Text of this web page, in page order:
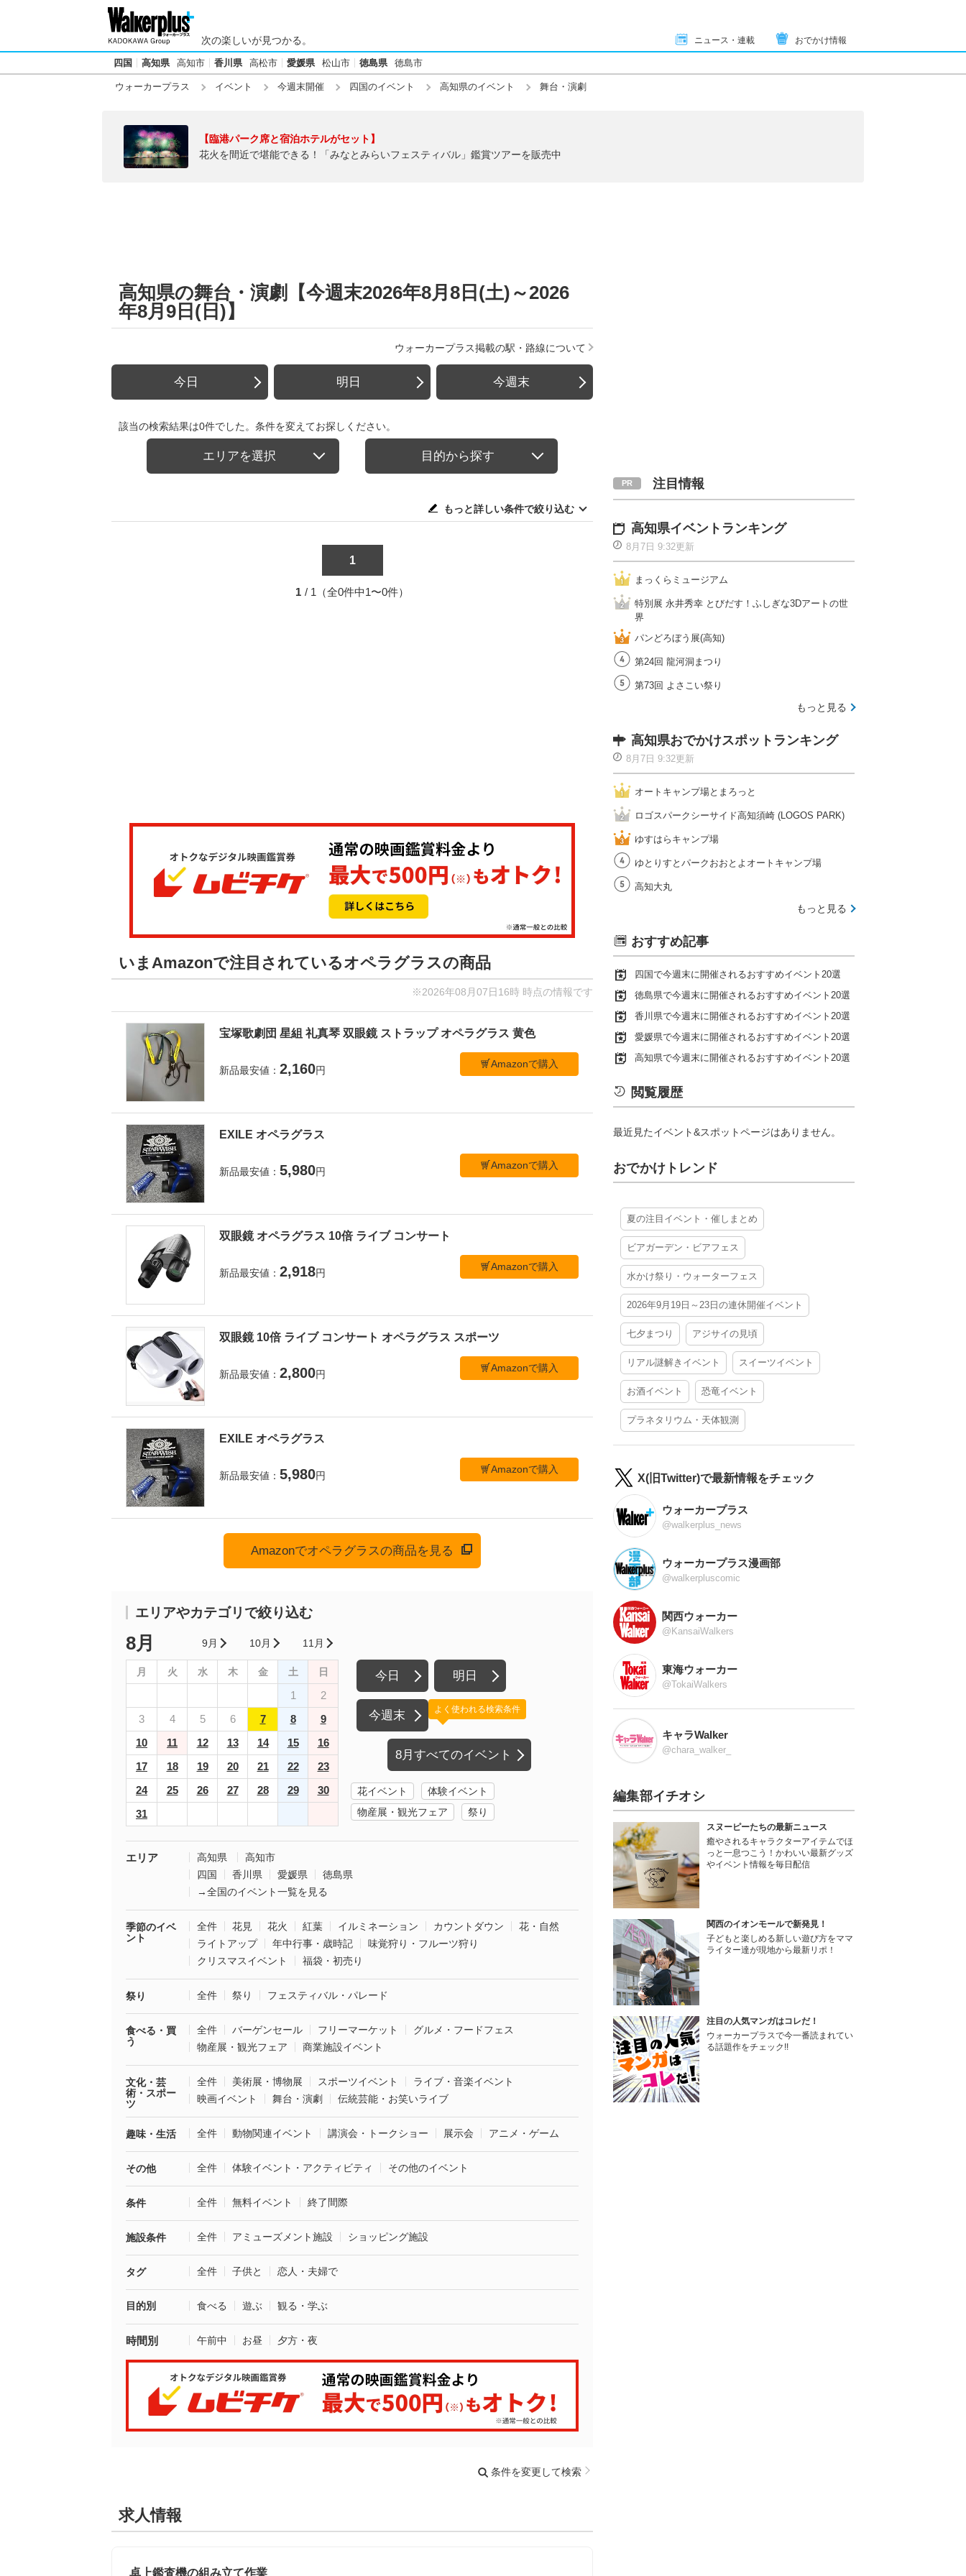
次の楽しいが見つかる。 ニュース・連載 おでかけ情報
四国 高知県 高知市 香川県 高松市 愛媛県 松山市 徳島県 徳島市
ウォーカープラス イベント 今週末開催 四国のイベント 高知県のイベント 舞台・演劇
【臨港パーク席と宿泊ホテルがセット】
花火を間近で堪能できる！「みなとみらいフェスティバル」鑑賞ツアーを販売中
高知県の舞台・演劇【今週末2026年8月8日(土)～2026
年8月9日(日)】
ウォーカープラス掲載の駅・路線について
今日 明日 今週末
該当の検索結果は0件でした。条件を変えてお探しください。
エリアを選択 目的から探す
もっと詳しい条件で絞り込む
1
1 / 1（全0件中1〜0件）
いまAmazonで注目されているオペラグラスの商品
※2026年08月07日16時 時点の情報です
宝塚歌劇団 星組 礼真琴 双眼鏡 ストラップ オペラグラス 黄色
新品最安値： 2,160円
Amazonで購入
EXILE オペラグラス
新品最安値： 5,980円
Amazonで購入
双眼鏡 オペラグラス 10倍 ライブ コンサート
新品最安値： 2,918円
Amazonで購入
双眼鏡 10倍 ライブ コンサート オペラグラス スポーツ
新品最安値： 2,800円
Amazonで購入
EXILE オペラグラス
新品最安値： 5,980円
Amazonで購入
Amazonでオペラグラスの商品を見る
エリアやカテゴリで絞り込む
8月 9月 10月 11月
月 火 水 木 金 土 日
1
2
3
4 5 6 7 8
9
10
11 12 13 14 15
16
17
18 19 20 21 22
23
24
25 26 27 28 29
30
31
今日 明日
今週末
8月すべてのイベント
よく使われる検索条件
花イベント
体験イベント
物産展・観光フェア
祭り
エリア 高知県
高知市
四国
香川県 愛媛県
徳島県
→全国のイベント一覧を見る
季節のイベ
ント
全件 花見 花火 紅葉 イルミネーション カウントダウン
花・自然
ライトアップ
年中行事・歳時記
味覚狩り・フルーツ狩り
クリスマスイベント
福袋・初売り
祭り 全件 祭り フェスティバル・パレード
食べる・買
う
全件 バーゲンセール フリーマーケット
グルメ・フードフェス
物産展・観光フェア
商業施設イベント
文化・芸
術・スポー
ツ
全件 美術展・博物展 スポーツイベント
ライブ・音楽イベント
映画イベント
舞台・演劇 伝統芸能・お笑いライブ
趣味・生活 全件 動物関連イベント 講演会・トークショー 展示会 アニメ・ゲーム
その他 全件 体験イベント・アクティビティ その他のイベント
条件 全件 無料イベント 終了間際
施設条件 全件 アミューズメント施設 ショッピング施設
タグ 全件 子供と 恋人・夫婦で
目的別 食べる 遊ぶ 観る・学ぶ
時間別 午前中 お昼 夕方・夜
条件を変更して検索
求人情報
卓上鑑査機の組み立て作業
注目情報
高知県イベントランキング
8月7日 9:32更新
まっくらミュージアム
特別展 永井秀幸 とびだす！ふしぎな3Dアートの世
界
パンどろぼう展(高知)
第24回 龍河洞まつり
第73回 よさこい祭り
もっと見る
高知県おでかけスポットランキング
8月7日 9:32更新
オートキャンプ場とまろっと
ロゴスパークシーサイド高知須崎 (LOGOS PARK)
ゆすはらキャンプ場
ゆとりすとパークおおとよオートキャンプ場
高知大丸
もっと見る
おすすめ記事
四国で今週末に開催されるおすすめイベント20選
徳島県で今週末に開催されるおすすめイベント20選
香川県で今週末に開催されるおすすめイベント20選
愛媛県で今週末に開催されるおすすめイベント20選
高知県で今週末に開催されるおすすめイベント20選
閲覧履歴
最近見たイベント&スポットページはありません。
おでかけトレンド
夏の注目イベント・催しまとめ
ビアガーデン・ビアフェス
水かけ祭り・ウォーターフェス
2026年9月19日～23日の連休開催イベント
七夕まつり アジサイの見頃
リアル謎解きイベント スイーツイベント
お酒イベント 恐竜イベント
プラネタリウム・天体観測
X(旧Twitter)で最新情報をチェック
ウォーカープラス
@walkerplus_news
ウォーカープラス漫画部
@walkerpluscomic
関西ウォーカー
@KansaiWalkers
東海ウォーカー
@TokaiWalkers
キャラWalker
@chara_walker_
編集部イチオシ
スヌーピーたちの最新ニュース
癒やされるキャラクターアイテムでほ
っと一息つこう！かわいい最新グッズ
やイベント情報を毎日配信
関西のイオンモールで新発見！
子どもと楽しめる新しい遊び方をママ
ライター達が現地から最新リポ！
注目の人気マンガはコレだ！
ウォーカープラスで今一番読まれてい
る話題作をチェック!!